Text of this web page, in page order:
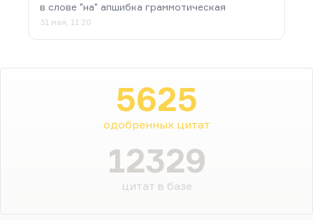
в слове "на" апшибка граммотическая
31 мая, 11:20
5625
одобренных цитат
12329
цитат в базе